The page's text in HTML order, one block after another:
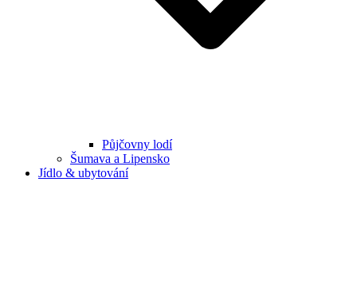
Půjčovny lodí
Šumava a Lipensko
Jídlo & ubytování